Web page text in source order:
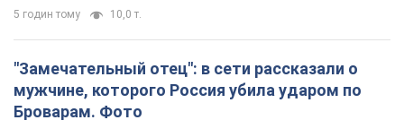
5 годин тому 10,0 т.
"Замечательный отец": в сети рассказали о
мужчине, которого Россия убила ударом по
Броварам. Фото